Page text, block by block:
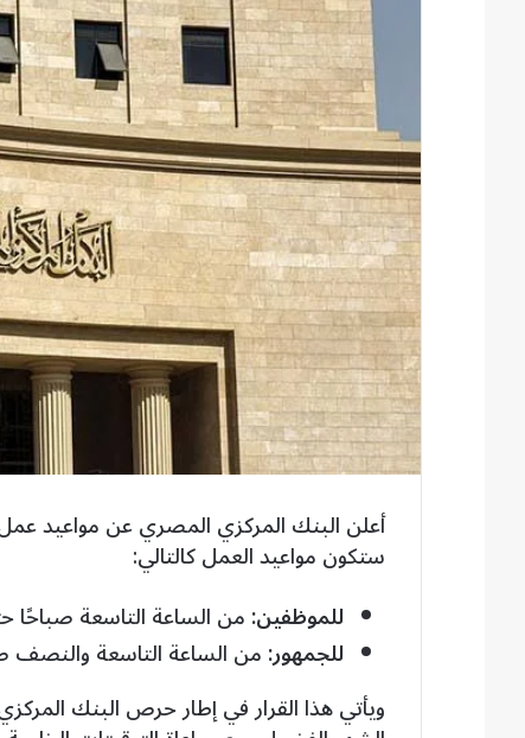
ستكون مواعيد العمل كالتالي:
للموظفين:من الساعة التاسعة صباحًا
للجمهور:من الساعة التاسعة والنصف
ويأتي هذا القرار في إطار حرص البنك